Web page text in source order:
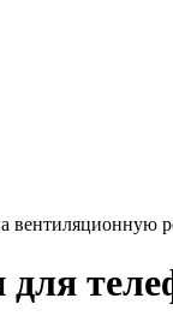
вентиляционную